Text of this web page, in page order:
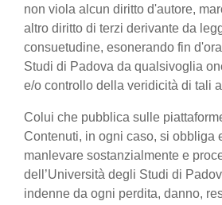
non viola alcun diritto d'autore,
altro diritto di terzi derivante da
consuetudine, esonerando fin
Studi di Padova da qualsivoglia
e/o controllo della veridicità di tali
Colui che pubblica sulle
Contenuti, in ogni caso, si obbliga
manlevare sostanzialmente e
dell’Università degli Studi di
indenne da ogni perdita, danno,